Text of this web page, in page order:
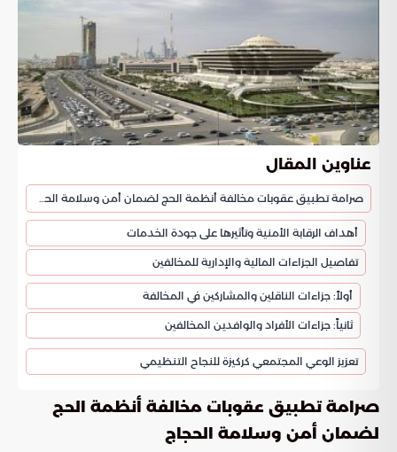
عناوين المقال
صرامة تطبيق عقوبات مخالفة أنظمة الحج لضمان أمن وسلامة الحجاج
أهداف الرقابة الأمنية وتأثيرها على جودة الخدمات
تفاصيل الجزاءات المالية والإدارية للمخالفين
أولاً: جزاءات الناقلين والمشاركين في المخالفة
ثانياً: جزاءات الأفراد والوافدين المخالفين
تعزيز الوعي المجتمعي كركيزة للنجاح التنظيمي
صرامة تطبيق عقوبات مخالفة أنظمة الحج
لضمان أمن وسلامة الحجاج